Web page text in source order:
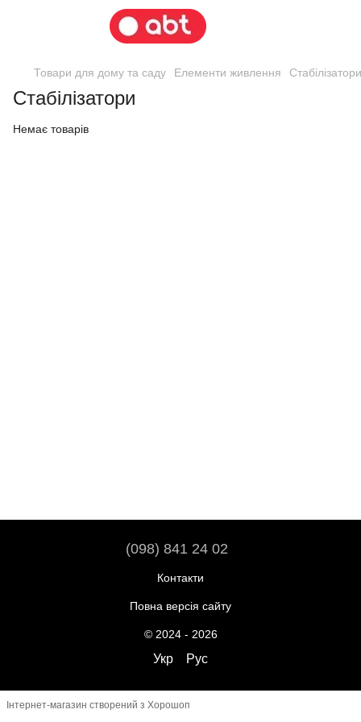
Товари для дому та саду Елементи живлення Стабілізатори
Стабілізатори
Немає товарів
(098) 841 24 02
Контакти
Повна версія сайту
© 2024 - 2026
Укр Рус
Інтернет-магазин створений з Хорошоп